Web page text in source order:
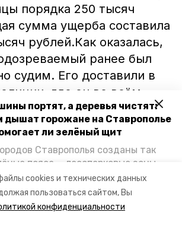
cookies и технических данных
пользоваться сайтом, Вы
конфиденциальности
портят, а деревья чистят:
дышат горожане на Ставрополье
ли зелёный щит
Ставрополья созданы так
пояса — лесопарковые зоны,
воздействие выхлопных
Справляются ли они с
потоком автотранспорта и
дышат жители края, узнала
порядка 250 тысяч
сумма ущерба составила
рублей.Как оказалась,
ранее был
судим. Его доставили в
где он во всём
данный момент
и после проведения
житель Ессентуков
автомобиль.